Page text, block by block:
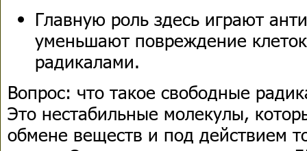
Главную роль здесь играют
уменьшают повреждение
радикалами.
Вопрос: что такое свободные
Это нестабильные молекулы,
обмене веществ и под действием